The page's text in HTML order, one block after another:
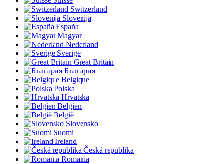
Switzerland
Slovenija
España
Magyar
Nederland
Sverige
Great Britain
България
Belgique
Polska
Hrvatska
Belgien
België
Slovensko
Suomi
Ireland
Česká republika
Romania